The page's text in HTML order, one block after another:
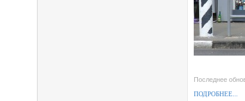
Последнее
ПОДРОБНЕЕ...